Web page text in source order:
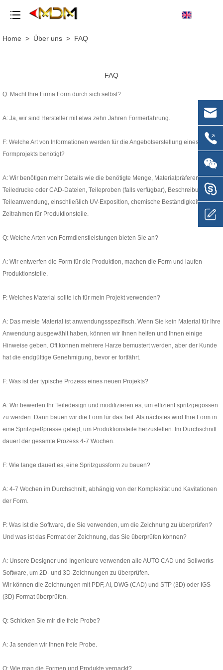
Home > Über uns > FAQ
FAQ
Q: Macht Ihre Firma Form durch sich selbst?
A: Ja, wir sind Hersteller mit etwa zehn Jahren Formerfahrung.
F: Welche Art von Informationen werden für die Angebotserstellung eines
Formprojekts benötigt?
A: Wir benötigen mehr Details wie die benötigte Menge, Materialpräferenz,
Teiledrucke oder CAD-Dateien, Teileproben (falls verfügbar), Beschreibung der
Teileanwendung, einschließlich UV-Exposition, chemische Beständigkeit,
Zeitrahmen für Produktionsteile.
Q: Welche Arten von Formdienstleistungen bieten Sie an?
A: Wir entwerfen die Form für die Produktion, machen die Form und laufen
Produktionsteile.
F: Welches Material sollte ich für mein Projekt verwenden?
A: Das meiste Material ist anwendungsspezifisch. Wenn Sie kein Material für Ihre
Anwendung ausgewählt haben, können wir Ihnen helfen und Ihnen einige
Hinweise geben. Oft können mehrere Harze bemustert werden, aber der Kunde
hat die endgültige Genehmigung, bevor er fortfährt.
F: Was ist der typische Prozess eines neuen Projekts?
A: Wir bewerten Ihr Teiledesign und modifizieren es, um effizient spritzgegossen
zu werden. Dann bauen wir die Form für das Teil. Als nächstes wird Ihre Form in
eine Spritzgießpresse gelegt, um Produktionsteile herzustellen. Im Durchschnitt
dauert der gesamte Prozess 4-7 Wochen.
F: Wie lange dauert es, eine Spritzgussform zu bauen?
A: 4-7 Wochen im Durchschnitt, abhängig von der Komplexität und Kavitationen
der Form.
F: Was ist die Software, die Sie verwenden, um die Zeichnung zu überprüfen?
Und was ist das Format der Zeichnung, das Sie überprüfen können?
A: Unsere Designer und Ingenieure verwenden alle AUTO CAD und Soliworks
Software, um 2D- und 3D-Zeichnungen zu überprüfen.
Wir können die Zeichnungen mit PDF, AI, DWG (CAD) und STP (3D) oder IGS
(3D) Format überprüfen.
Q: Schicken Sie mir die freie Probe?
A: Ja senden wir Ihnen freie Probe.
Q: Wie man die Formen und Produkte verpackt?